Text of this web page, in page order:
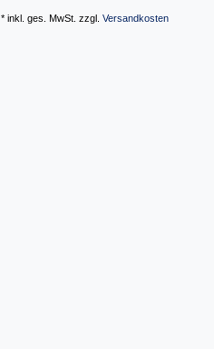
* inkl. ges. MwSt. zzgl. Versandkosten